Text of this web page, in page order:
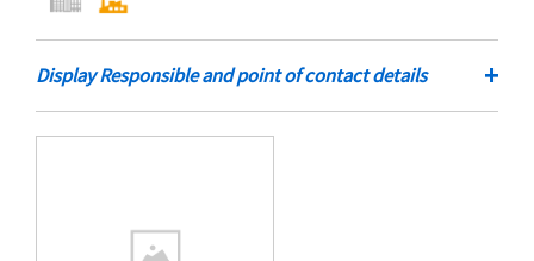
Display Responsible and point of contact details +